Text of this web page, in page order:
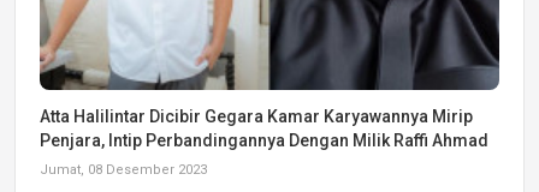
Atta Halilintar Dicibir Gegara Kamar Karyawannya Mirip
Penjara, Intip Perbandingannya Dengan Milik Raffi Ahmad
Jumat, 08 Desember 2023